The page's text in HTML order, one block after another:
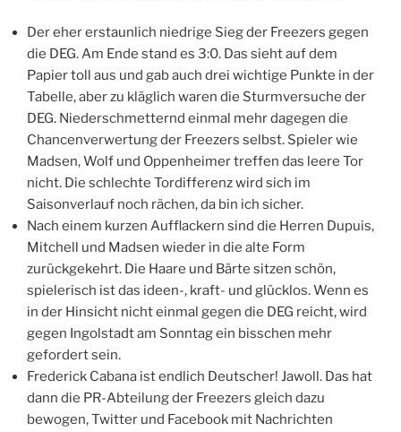
Der eher erstaunlich niedrige Sieg der Freezers gegen
die DEG. Am Ende stand es 3:0. Das sieht auf dem
Papier toll aus und gab auch drei wichtige Punkte in der
Tabelle, aber zu kläglich waren die Sturmversuche der
DEG. Niederschmetternd einmal mehr dagegen die
Chancenverwertung der Freezers selbst. Spieler wie
Madsen, Wolf und Oppenheimer treffen das leere Tor
nicht. Die schlechte Tordifferenz wird sich im
Saisonverlauf noch rächen, da bin ich sicher.
Nach einem kurzen Aufflackern sind die Herren Dupuis,
Mitchell und Madsen wieder in die alte Form
zurückgekehrt. Die Haare und Bärte sitzen schön,
spielerisch ist das ideen-, kraft- und glücklos. Wenn es
in der Hinsicht nicht einmal gegen die DEG reicht, wird
gegen Ingolstadt am Sonntag ein bisschen mehr
gefordert sein.
Frederick Cabana ist endlich Deutscher! Jawoll. Das hat
dann die PR-Abteilung der Freezers gleich dazu
bewogen, Twitter und Facebook mit Nachrichten